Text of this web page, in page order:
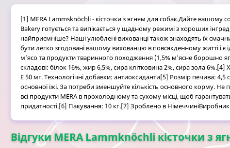
[1] MERA Lammsknöchli - кісточки з ягням для собак.Дайте вашому
Bakery готується та випікається у щадному режимі з хороших
найприємніше? Наші улюблені вихованці також знаходять їх
бути легко згодовані вашому вихованцю в повсякденному житті і
м’ясо та продукти тваринного походження (1,5% м'ясне борошно
складові: білок 16%, жир 6,5%, сира клітковина 2%, сира зола
Е 50 мг. Технологічні добавки: антиоксиданти[5] Розмір печива:
основної їжі. За потреби зменшуйте кількість основного корму. Не
всі продукти MERA в прохолодному та сухому місці, щоб
придатності.[6] Пакування: 10 кг.[7] Зроблено в
Відгуки MERA Lammknöchli кісточки з